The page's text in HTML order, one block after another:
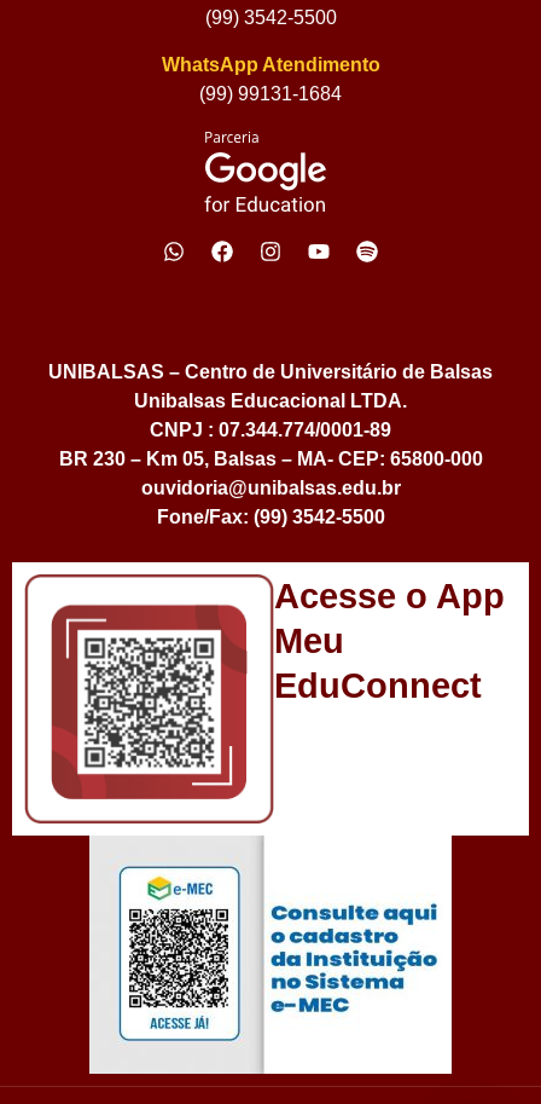
(99) 3542-5500
WhatsApp Atendimento
(99) 99131-1684
UNIBALSAS – Centro de Universitário de Balsas
Unibalsas Educacional LTDA.
CNPJ : 07.344.774/0001-89
BR 230 – Km 05, Balsas – MA- CEP: 65800-000
ouvidoria@unibalsas.edu.br
Fone/Fax: (99) 3542-5500
Acesse o App
Meu
EduConnect